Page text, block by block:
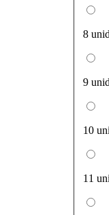
8
9
10
11